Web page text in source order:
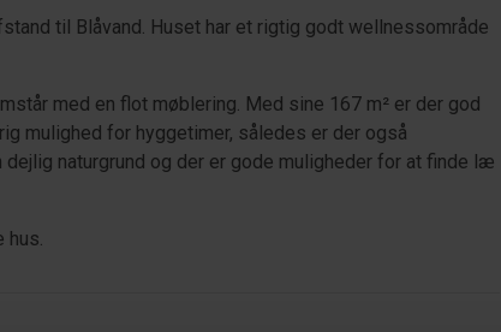
til Blåvand. Huset har et rigtig godt wellnessområde
med en flot møblering. Med sine 167 m² er der god
mulighed for hyggetimer, således er der også
naturgrund og der er gode muligheder for at finde læ
hus.